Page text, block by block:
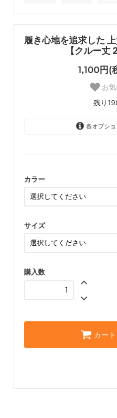
履き心地を追求した
【クルー丈
1,100円(
お
残り
各オプシ
カラー
サイズ
購入数
カー